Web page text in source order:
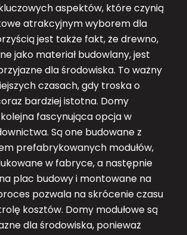
aspektów, które czynią
atrakcyjnym wyborem dla
jest także fakt, że drewno,
jako materiał budowlany, jest
dla środowiska. To ważny
czasach, gdy troska o
bardziej istotna. Domy
fascynująca opcja w
Są one budowane z
prefabrykowanych modułów,
w fabryce, a następnie
plac budowy i montowane na
pozwala na skrócenie czasu
kosztów. Domy modułowe są
dla środowiska, ponieważ